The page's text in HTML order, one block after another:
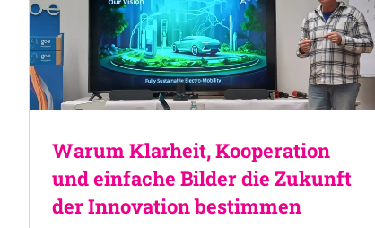
Warum Klarheit, Kooperation
und einfache Bilder die Zukunft
der Innovation bestimmen